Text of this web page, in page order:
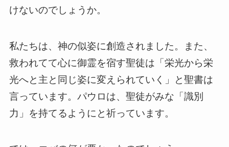
けないのでしょうか。
私たちは、神の似姿に創造されました。また、
救われてて心に御霊を宿す聖徒は「栄光から栄
光へと主と同じ姿に変えられていく」と聖書は
言っています。パウロは、聖徒がみな「識別
力」を持てるようにと祈っています。